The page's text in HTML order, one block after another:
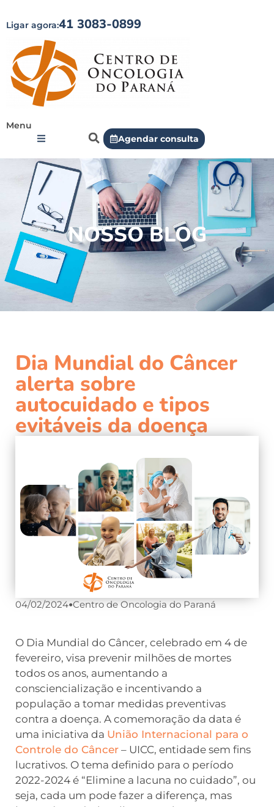
Ligar agora:41 3083-0899
Menu
Agendar consulta
NOSSO BLOG
Dia Mundial do Câncer
alerta sobre
autocuidado e tipos
evitáveis da doença
04/02/2024•Centro de Oncologia do Paraná
O Dia Mundial do Câncer, celebrado em 4 de
fevereiro, visa prevenir milhões de mortes
todos os anos, aumentando a
consciencialização e incentivando a
população a tomar medidas preventivas
contra a doença. A comemoração da data é
uma iniciativa da União Internacional para o
Controle do Câncer – UICC, entidade sem fins
lucrativos. O tema definido para o período
2022-2024 é “Elimine a lacuna no cuidado”, ou
seja, cada um pode fazer a diferença, mas